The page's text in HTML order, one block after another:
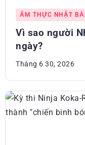
ẨM THỰC NHẬT
Vì sao người
ngày?
Tháng 6 30, 2026